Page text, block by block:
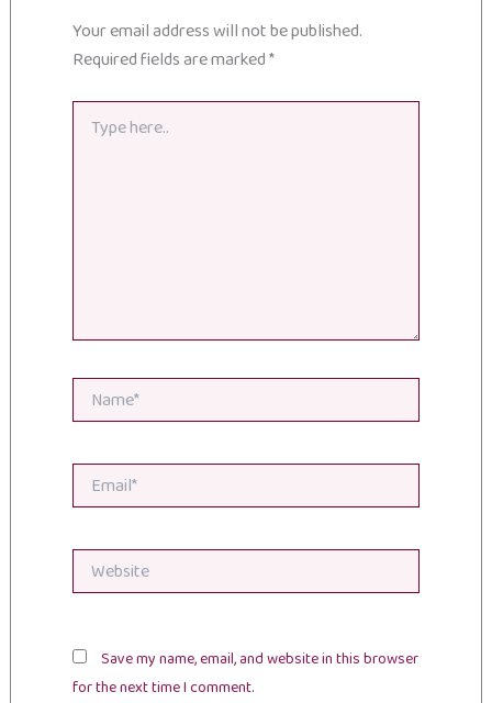
Your email address will not be published.
Required fields are marked*
here..
Website
Save my name, email, and website in this browser
for the next time I comment.